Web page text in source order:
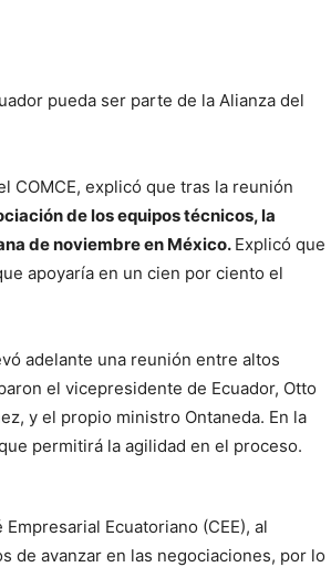
pueda ser parte de la Alianza del
COMCE, explicó que tras la reunión
de los equipos técnicos, la
de noviembre en México. Explicó que
apoyaría en un cien por ciento el
adelante una reunión entre altos
el vicepresidente de Ecuador, Otto
y el propio ministro Ontaneda. En la
permitirá la agilidad en el proceso.
Ecuatoriano (CEE), al
de avanzar en las negociaciones, por lo